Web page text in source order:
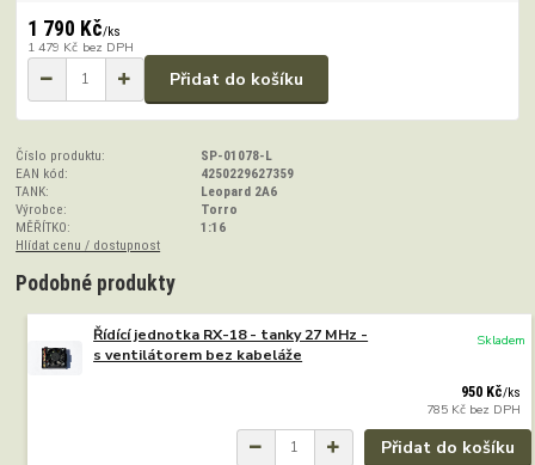
1 790 Kč/ks
1 479 Kč bez DPH
Přidat do košíku
Číslo produktu:
SP-01078-L
EAN kód:
4250229627359
TANK:
Leopard 2A6
Výrobce:
Torro
MĚŘÍTKO:
1:16
Hlídat cenu / dostupnost
Podobné produkty
Řídící jednotka RX-18 - tanky 27 MHz -
s ventilátorem bez kabeláže
950 Kč/ks
785 Kč bez DPH
Skladem
Přidat do košíku